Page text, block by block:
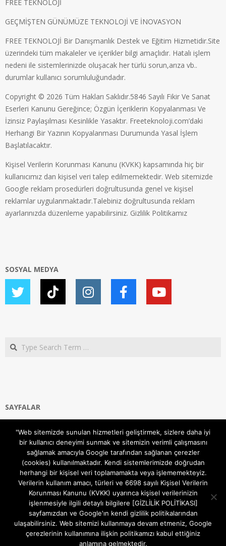
FREE TEKNOLOJİ
GEÇMİŞTEN GÜNÜMÜZE TEKNOLOJİ VE İNOVASYON
FREE TEKNOLOJİ Bir Danışmanlık Destek ve Eğitim Hizmetidir.Site
üzerindeki tüm makaleler ve içerikler bilgi amaçlıdır. Hatalı işlem
nedeni ile sistemlerinizde oluşacak her türlü sorun,arıza vb..
durumlar kullanıcı sorumluluğundadır.
Copyright © 2026 Tüm Hakları Saklıdır.5846 Sayılı Fikir Ve Sanat
Eserleri Kanunu Gereğince; Özgün İçeriklerin Kopyalanması Ve
İzinsiz Paylaşılması Kesinlikle Yasaktır. Freeteknoloji.com’daki
Herhangi Bir Yazının Kopyalanması Durumunda Yasal İşlem
Başlatılacaktır.
Kişisel Verilerin Korunması Kanunu (KVKK) kapsamında hiç bir
kullanıcımız dan kişisel veri talep edilmemektedir. Web sitemizde
Google reklam prosedürleri doğrultusunda genel ve kişisel
reklamlar uygulanmaktadır.Talebiniz doğrultusunda reklam
ayarlarınızda düzenleme yapabilirsiniz. Gizlilik Politikamız
SOSYAL MEDYA
Search
SAYFALAR
Gizlilik ve Çerezler (Cookies) Politikası
Hakkımızda
İletişim Kanalları
MODEM KURULUM
TEKNİK DESTEK
TELEVİZYON SİSTEMLERİ
"Web sitemizde sunulan hizmetleri geliştirmek, sizlere daha iyi
bir kullanıcı deneyimi sunmak ve sitemizin verimli çalışmasını
sağlamak amacıyla Google tarafından sağlanan çerezler
(cookies) kullanılmaktadır. Kendi sistemlerimizde doğrudan
herhangi bir kişisel veri toplamamakta veya işlememekteyiz.
Verilerin kullanım amacı, türleri ve 6698 sayılı Kişisel Verilerin
Korunması Kanunu (KVKK) uyarınca kişisel verilerinizin
işlenmesiyle ilgili detaylı bilgilere [GİZLİLİK POLİTİKASI]
sayfamızdan ve Google'ın kendi gizlilik politikalarından
ulaşabilirsiniz. Web sitemizi kullanmaya devam etmeniz, Google
çerezlerinin kullanımına ilişkin politikamızı kabul ettiğiniz
anlamına gelmektedir.